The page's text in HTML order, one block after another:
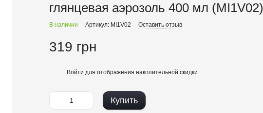
глянцевая аэрозоль 400 мл (MI1V02)
В наличии Артикул: MI1V02 Оставить отзыв
319 грн
Войти для отображения накопительной скидки
Купить